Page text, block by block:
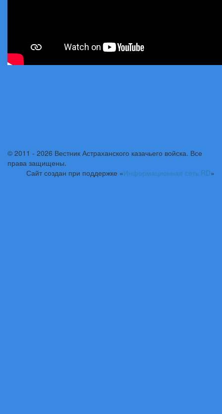
© 2011 - 2026 Вестник Астраханского казачьего войска. Все
права защищены.
Сайт создан при поддержке «Информационная сеть RD»